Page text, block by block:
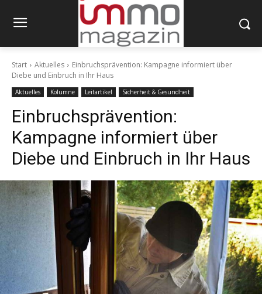
Start Aktuelles
Einbruchsprävention: Kampagne informiert über
Diebe und Einbruch in Ihr Haus
Aktuelles Kolumne Leitartikel Sicherheit & Gesundheit
Einbruchsprävention:
Kampagne informiert über
Diebe und Einbruch in Ihr Haus